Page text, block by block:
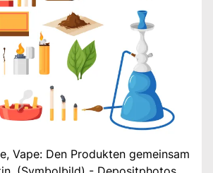
Vape: Den Produkten gemeinsam